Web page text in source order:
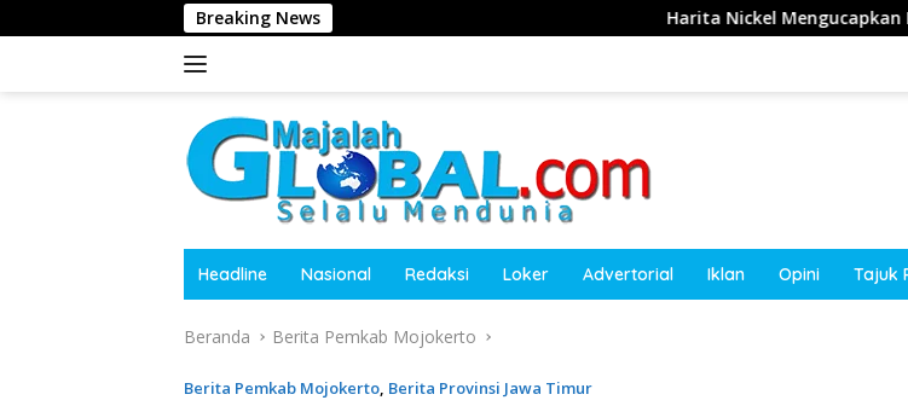
ke
Breaking News Harita Nickel Mengucapkan Dirgahayu Republik
Headline Nasional Redaksi Loker Advertorial Iklan Opini Tajuk
Beranda Berita Pemkab Mojokerto
Berita Pemkab Mojokerto, Berita Provinsi Jawa Timur